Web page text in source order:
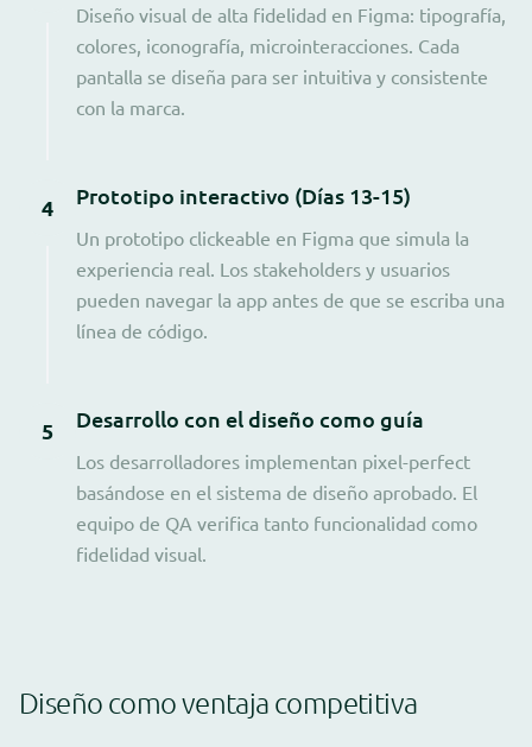
Diseño visual de alta fidelidad en Figma: tipografía,
colores, iconografía, microinteracciones. Cada
pantalla se diseña para ser intuitiva y consistente
con la marca.
4 Prototipo interactivo (Días 13-15)
Un prototipo clickeable en Figma que simula la
experiencia real. Los stakeholders y usuarios
pueden navegar la app antes de que se escriba una
línea de código.
5 Desarrollo con el diseño como guía
Los desarrolladores implementan pixel-perfect
basándose en el sistema de diseño aprobado. El
equipo de QA verifica tanto funcionalidad como
fidelidad visual.
Diseño como ventaja competitiva